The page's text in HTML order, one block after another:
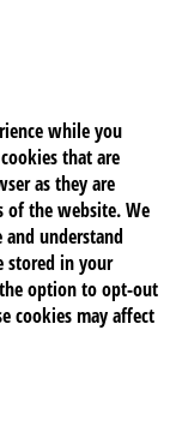
while you
that are
as they are
of the website. We
understand
stored in your
option to opt-out
cookies may affect